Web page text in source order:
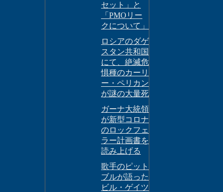
セット」と
「PMOリー
クについて」
ロシアのダゲ
スタン共和国
にて、絶滅危
惧種のカーリ
ー・ペリカン
が謎の大量死
ガーナ大統領
が新型コロナ
のロックフェ
ラー計画書を
読み上げる
歌手のピット
ブルが語った
ビル・ゲイツ